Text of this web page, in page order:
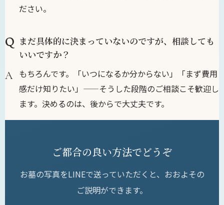
ださい。
まだ具体的に決まっていないのですが、相談しても
いいですか？
もちろんです。「いつになるか分からない」「まず費用
感だけ知りたい」——そうした段階のご相談こそ歓迎し
ます。決めるのは、後からで大丈夫です。
ご都合の良い方法でどうぞ
お墓の写真をLINEで送っていただくと、おおよその
ご説明ができます。